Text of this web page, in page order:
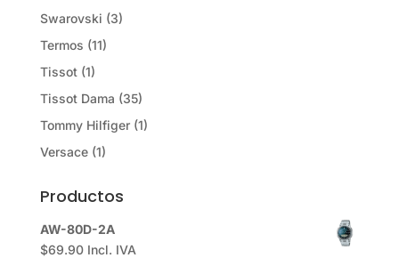
Swarovski (3)
Termos (11)
Tissot (1)
Tissot Dama (35)
Tommy Hilfiger (1)
Versace (1)
Productos
AW-80D-2A
$69.90 Incl. IVA